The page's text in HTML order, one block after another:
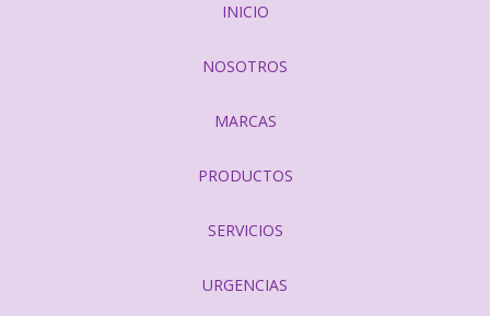
INICIO
NOSOTROS
MARCAS
PRODUCTOS
SERVICIOS
URGENCIAS